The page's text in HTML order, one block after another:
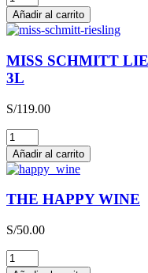
SCHMITT
SÖHNE
cantidad
Añadir al carrito
MISS SCHMITT
3L
S/119.00
MISS
SCHMITT
LIEBFRAUMILCH
QBA
CAJA
x
cantidad
Añadir al carrito
THE HAPPY WINE
S/50.00
THE
HAPPY